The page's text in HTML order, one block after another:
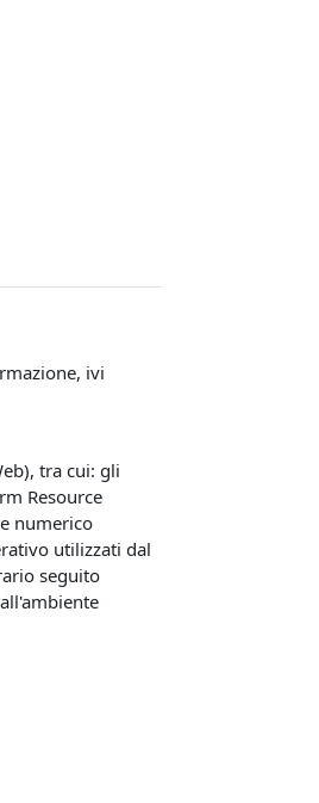
ivi
tra cui: gli
Resource
numerico
utilizzati dal
seguito